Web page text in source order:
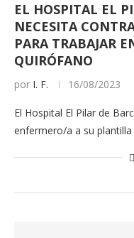
EL HOSPITAL EL
NECESITA
PARA TRABAJAR
QUIRÓFANO
por I. F. 16/08/2023
El Hospital El Pilar de
enfermero/a a su